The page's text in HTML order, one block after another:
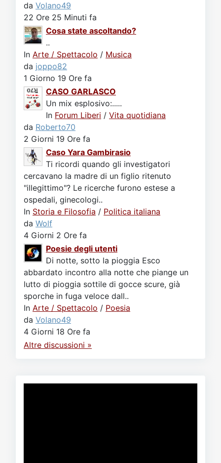
da Volano49
22 Ore 25 Minuti fa
Cosa state ascoltando?
..
In Arte / Spettacolo / Musica
da joppo82
1 Giorno 19 Ore fa
CASO GARLASCO
Un mix esplosivo:.....
In Forum Liberi / Vita quotidiana
da Roberto70
2 Giorni 19 Ore fa
Caso Yara Gambirasio
Ti ricordi quando gli investigatori
cercavano la madre di un figlio ritenuto
"illegittimo"? Le ricerche furono estese a
ospedali, ginecologi..
In Storia e Filosofia / Politica italiana
da Wolf
4 Giorni 2 Ore fa
Poesie degli utenti
Di notte, sotto la pioggia Esco
abbardato incontro alla notte che piange un
lutto di pioggia sottile di gocce scure, già
sporche in fuga veloce dall..
In Arte / Spettacolo / Poesia
da Volano49
4 Giorni 18 Ore fa
Altre discussioni »